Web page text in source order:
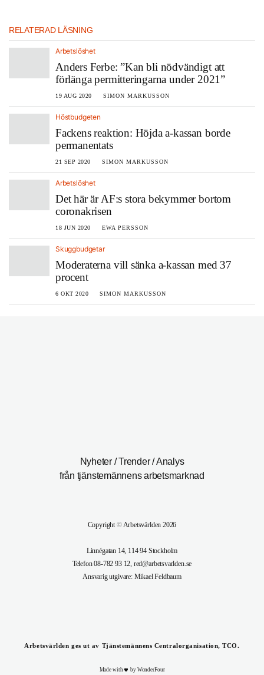
RELATERAD LÄSNING
Arbetslöshet
Anders Ferbe: ”Kan bli nödvändigt att
förlänga permitteringarna under 2021”
19 AUG 2020 SIMON MARKUSSON
Höstbudgeten
Fackens reaktion: Höjda a-kassan borde
permanentats
21 SEP 2020 SIMON MARKUSSON
Arbetslöshet
Det här är AF:s stora bekymmer bortom
coronakrisen
18 JUN 2020 EWA PERSSON
Skuggbudgetar
Moderaterna vill sänka a-kassan med 37
procent
6 OKT 2020 SIMON MARKUSSON
Nyheter / Trender / Analys
från tjänstemännens arbetsmarknad
Copyright©Arbetsvärlden 2026
Linnégatan 14, 114 94 Stockholm
Telefon 08-782 93 12, red@arbetsvarlden.se
Ansvarig utgivare: Mikael Feldbaum
Arbetsvärlden ges ut av Tjänstemännens Centralorganisation, TCO.
Made with by WonderFour